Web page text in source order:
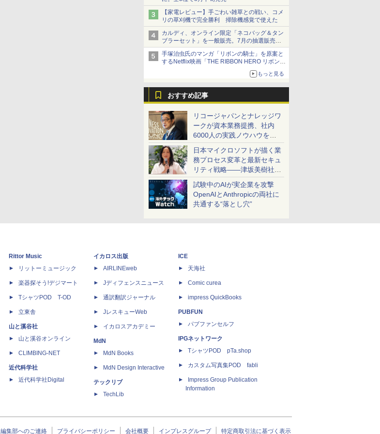
【家電レビュー】手ごわい雑草との戦い、コメ
リの草刈機で完全勝利 掃除機感覚で使えた
カルディ、オンライン限定「ネコバッグ＆タン
ブラーセット」を一般販売。7月の抽選販売の
当選無効分
手塚治虫氏のマンガ「リボンの騎士」を原案と
するNetflix映画「THE RIBBON HERO リボンヒ
もっと見る
おすすめ記事
リコージャパンとナレッジワ
ークが資本業務提携、社内
6000人の実践ノウハウを生
かした「AI商談記録 for
RICOH」を展開へ
日本マイクロソフトが描く業
務プロセス変革と最新セキュ
リティ戦略――津坂美樹社長
が2027年度戦略を説明
試験中のAIが実企業を攻撃
OpenAIとAnthropicの両社に
共通する“落とし穴”
Rittor Music
リットーミュージック
楽器探そう!デジマート
TシャツPOD T-OD
立東舎
山と溪谷社
山と溪谷オンライン
CLIMBING-NET
近代科学社
近代科学社Digital
イカロス出版
AIRLINEweb
Jディフェンスニュース
通訳翻訳ジャーナル
JレスキューWeb
イカロスアカデミー
MdN
MdN Books
MdN Design Interactive
テックリブ
TechLib
ICE
天海社
Comic curea
impress QuickBooks
PUBFUN
パブファンセルフ
IPGネットワーク
TシャツPOD pTa.shop
カスタム写真集POD fabli
Impress Group Publication
Information
編集部へのご連絡 プライバシーポリシー 会社概要 インプレスグループ 特定商取引法に基づく表示